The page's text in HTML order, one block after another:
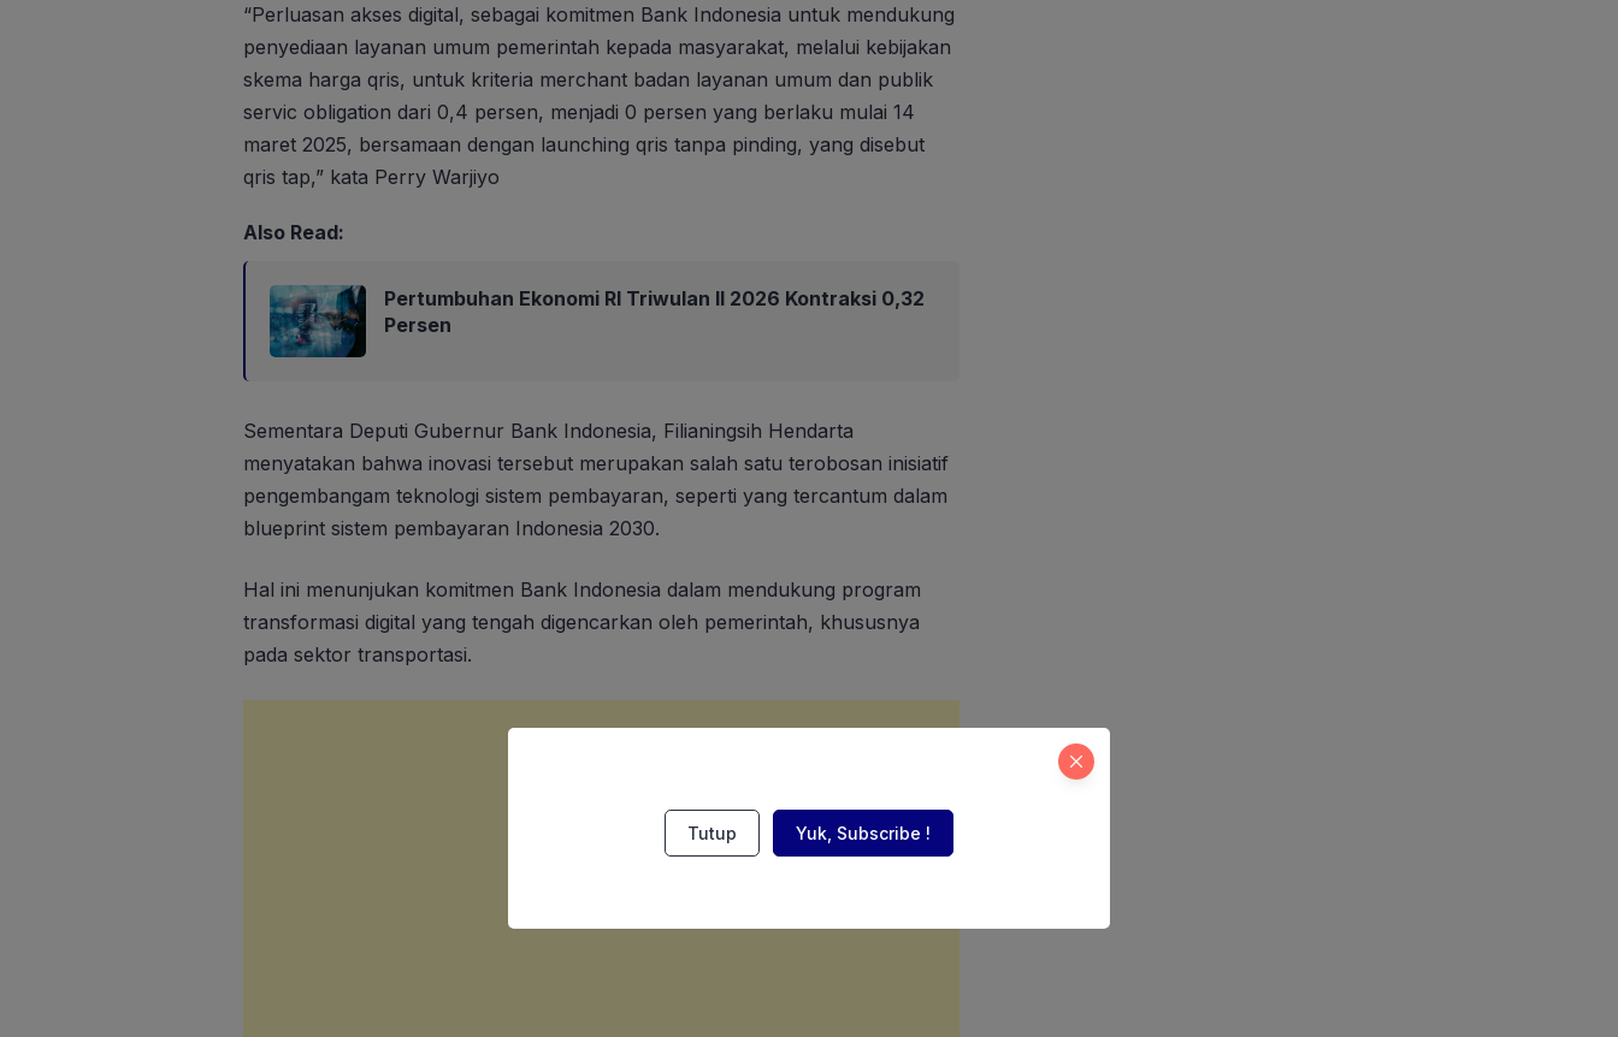
“Perluasan akses digital, sebagai komitmen Bank Indonesia untuk mendukung
penyediaan layanan umum pemerintah kepada masyarakat, melalui kebijakan
skema harga qris, untuk kriteria merchant badan layanan umum dan publik
servic obligation dari 0,4 persen, menjadi 0 persen yang berlaku mulai 14
maret 2025, bersamaan dengan launching qris tanpa pinding, yang disebut
qris tap,” kata Perry Warjiyo
Also Read:
Pertumbuhan Ekonomi RI Triwulan II 2026 Kontraksi 0,32
Persen
Sementara Deputi Gubernur Bank Indonesia, Filianingsih Hendarta
menyatakan bahwa inovasi tersebut merupakan salah satu terobosan inisiatif
pengembangam teknologi sistem pembayaran, seperti yang tercantum dalam
blueprint sistem pembayaran Indonesia 2030.
Hal ini menunjukan komitmen Bank Indonesia dalam mendukung program
transformasi digital yang tengah digencarkan oleh pemerintah, khususnya
pada sektor transportasi.
Tutup Yuk, Subscribe !